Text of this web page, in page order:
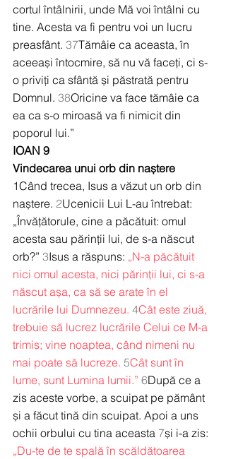
cortul întâlnirii, unde Mă voi întâlni cu
tine. Acesta va fi pentru voi un lucru
preasfânt. 37Tămâie ca aceasta, în
aceeași întocmire, să nu vă faceți, ci s-
o priviți ca sfântă și păstrată pentru
Domnul. 38Oricine va face tămâie ca
ea ca s-o miroasă va fi nimicit din
poporul lui.”
IOAN 9
Vindecarea unui orb din naștere
1Când trecea, Isus a văzut un orb din
naștere. 2Ucenicii Lui L-au întrebat:
„Învățătorule, cine a păcătuit: omul
acesta sau părinții lui, de s-a născut
orb?” 3Isus a răspuns: „N-a păcătuit
nici omul acesta, nici părinții lui, ci s-a
născut așa, ca să se arate în el
lucrările lui Dumnezeu. 4Cât este ziuă,
trebuie să lucrez lucrările Celui ce M-a
trimis; vine noaptea, când nimeni nu
mai poate să lucreze. 5Cât sunt în
lume, sunt Lumina lumii.” 6După ce a
zis aceste vorbe, a scuipat pe pământ
și a făcut tină din scuipat. Apoi a uns
ochii orbului cu tina aceasta 7și i-a zis:
„Du-te de te spală în scăldătoarea